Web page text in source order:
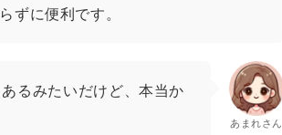
ずに便利です。
るみたいだけど、本当か
あまれさん